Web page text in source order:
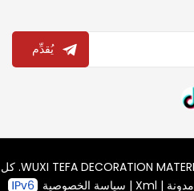
يُقدِّم
حقوق النشر © 2026 WUXI TEFA DECORATION MATERIAL CO., LTD. كل
مدونة |
Xml
| سياسة الخصوصية